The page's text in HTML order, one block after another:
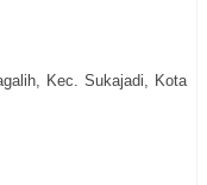
Kec. Sukajadi, Kota